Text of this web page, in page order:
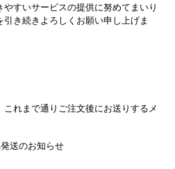
すいサービスの提供に努めてまいり
き続きよろしくお願い申し上げま
れまで通りご注文後にお送りするメ
送のお知らせ